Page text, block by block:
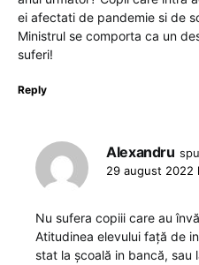
ei afectati de pandemie si de
Ministrul se comporta ca un
suferi!
Reply
Alexandru
29 august 2022
Nu sufera copiii care au
Atitudinea elevului față de
stat la școală in bancă, sau